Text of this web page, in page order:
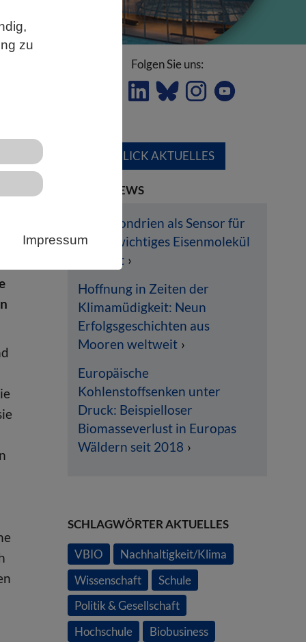
zu
Impressum
Folgen Sie uns:
ÜBERBLICK AKTUELLES
LETZTE NEWS
Mitochondrien als Sensor für
lebenswichtiges Eisenmolekül
entlarvt
Hoffnung in Zeiten der
Klimamüdigkeit: Neun
Erfolgsgeschichten aus
Mooren weltweit
Europäische
Kohlenstoffsenken unter
Druck: Beispielloser
Biomasseverlust in Europas
Wäldern seit 2018
SCHLAGWÖRTER AKTUELLES
VBIO
Nachhaltigkeit/Klima
Wissenschaft
Schule
Politik & Gesellschaft
Hochschule
Biobusiness